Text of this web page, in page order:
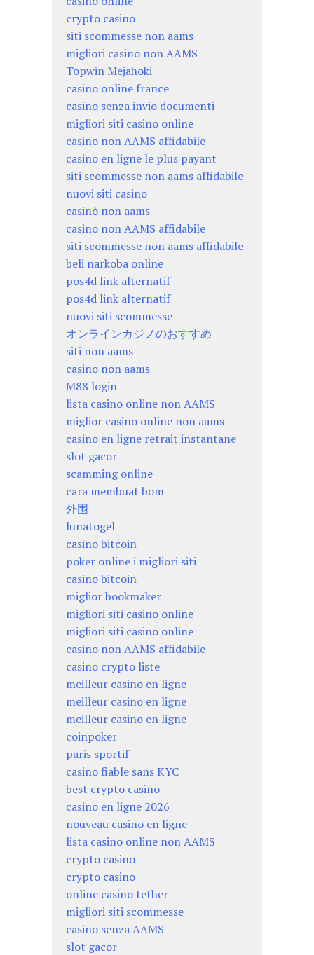
crypto casino
siti scommesse non aams
migliori casino non AAMS
Topwin Mejahoki
casino online france
casino senza invio documenti
migliori siti casino online
casino non AAMS affidabile
casino en ligne le plus payant
siti scommesse non aams affidabile
nuovi siti casino
casinò non aams
casino non AAMS affidabile
siti scommesse non aams affidabile
beli narkoba online
pos4d link alternatif
pos4d link alternatif
nuovi siti scommesse
オンラインカジノのおすすめ
siti non aams
casino non aams
M88 login
lista casino online non AAMS
miglior casino online non aams
casino en ligne retrait instantane
slot gacor
scamming online
cara membuat bom
外围
lunatogel
casino bitcoin
poker online i migliori siti
casino bitcoin
miglior bookmaker
migliori siti casino online
migliori siti casino online
casino non AAMS affidabile
casino crypto liste
meilleur casino en ligne
meilleur casino en ligne
meilleur casino en ligne
coinpoker
paris sportif
casino fiable sans KYC
best crypto casino
casino en ligne 2026
nouveau casino en ligne
lista casino online non AAMS
crypto casino
crypto casino
online casino tether
migliori siti scommesse
casino senza AAMS
slot gacor